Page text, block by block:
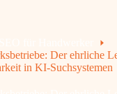
Der ehrliche
in KI-Suchsystemen